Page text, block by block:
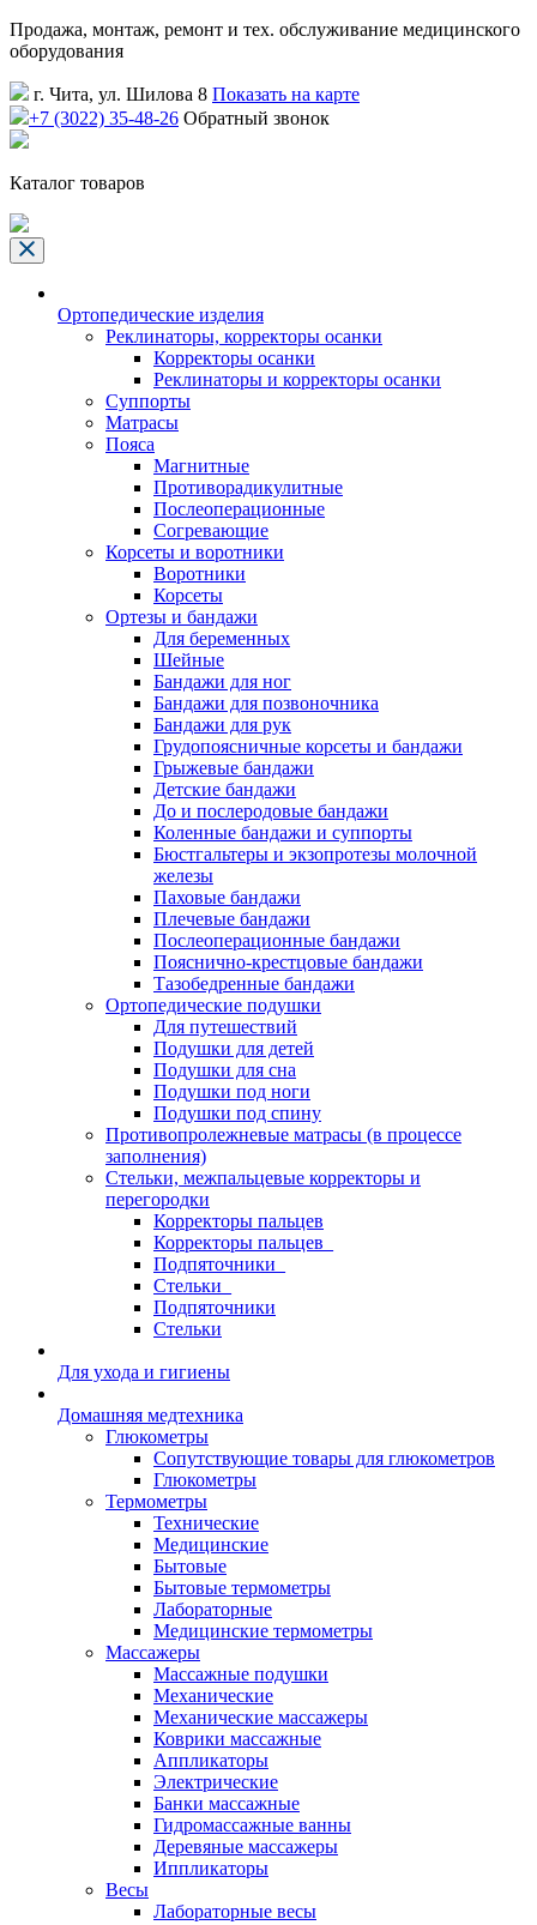
Продажа, монтаж, ремонт и тех. обслуживание медицинского
оборудования
г. Чита, ул. Шилова 8 Показать на карте
+7 (3022) 35-48-26 Обратный звонок
Каталог товаров
Ортопедические изделия
Реклинаторы, корректоры осанки
Корректоры осанки
Реклинаторы и корректоры осанки
Суппорты
Матрасы
Пояса
Магнитные
Противорадикулитные
Послеоперационные
Согревающие
Корсеты и воротники
Воротники
Корсеты
Ортезы и бандажи
Для беременных
Шейные
Бандажи для ног
Бандажи для позвоночника
Бандажи для рук
Грудопоясничные корсеты и бандажи
Грыжевые бандажи
Детские бандажи
До и послеродовые бандажи
Коленные бандажи и суппорты
Бюстгальтеры и экзопротезы молочной
железы
Паховые бандажи
Плечевые бандажи
Послеоперационные бандажи
Пояснично-крестцовые бандажи
Тазобедренные бандажи
Ортопедические подушки
Для путешествий
Подушки для детей
Подушки для сна
Подушки под ноги
Подушки под спину
Противопролежневые матрасы (в процессе
заполнения)
Стельки, межпальцевые корректоры и
перегородки
Корректоры пальцев
Корректоры пальцев_
Подпяточники_
Стельки_
Подпяточники
Стельки
Для ухода и гигиены
Домашняя медтехника
Глюкометры
Сопутствующие товары для глюкометров
Глюкометры
Термометры
Технические
Медицинские
Бытовые
Бытовые термометры
Лабораторные
Медицинские термометры
Массажеры
Массажные подушки
Механические
Механические массажеры
Коврики массажные
Аппликаторы
Электрические
Банки массажные
Гидромассажные ванны
Деревяные массажеры
Иппликаторы
Весы
Лабораторные весы